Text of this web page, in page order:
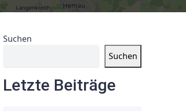
Suchen
Suchen
Letzte Beiträge